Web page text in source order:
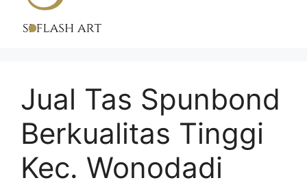
Jual Tas Spunbond
Berkualitas Tinggi
Kec. Wonodadi